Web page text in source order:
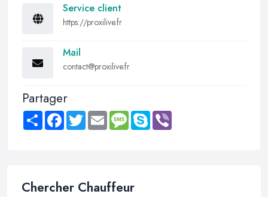
Service client
https://proxilive.fr
Mail
contact@proxilive.fr
Partager
Share FacebookTwitter Email MessageSkype
Chercher Chauffeur